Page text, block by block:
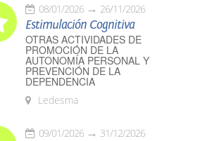
08/01/2026 26/11/2026
Estimulación Cognitiva
OTRAS ACTIVIDADES DE
PROMOCIÓN DE LA
AUTONOMÍA PERSONAL Y
PREVENCIÓN DE LA
DEPENDENCIA
Ledesma
09/01/2026 31/12/2026